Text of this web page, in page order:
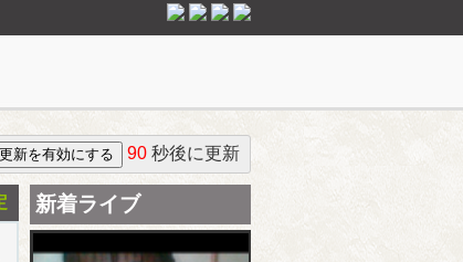
90 秒後に更新
新着ライブ